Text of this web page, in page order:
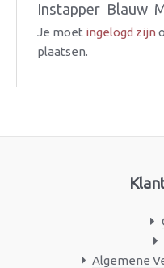
Instapper  Blauw
Je moet ingelogd zijn
plaatsen.
Algemene